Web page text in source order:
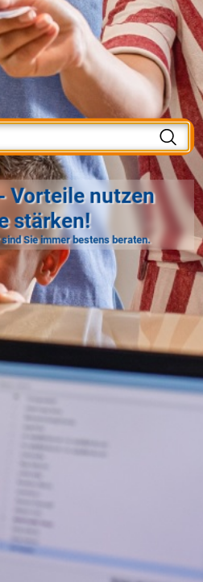
Vorteile nutzen
stärken!
Sie immer bestens beraten.